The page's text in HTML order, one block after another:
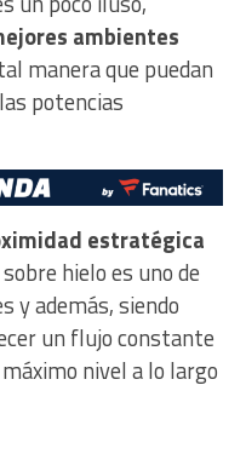
ambientes
manera que puedan
potencias
estratégica
hielo es uno de
y además, siendo
un flujo constante
nivel a lo largo